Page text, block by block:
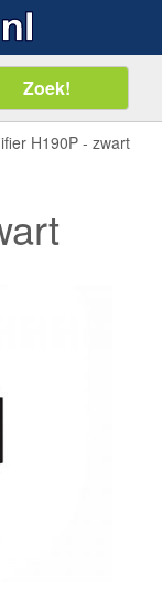
H190P - zwart